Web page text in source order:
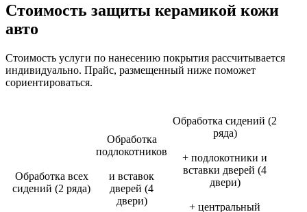
Стоимость защиты керамикой кожи
авто
Стоимость услуги по нанесению покрытия рассчитывается
индивидуально. Прайс, размещенный ниже поможет
сориентироваться.
Обработка всех
сидений (2 ряда)
Обработка
подлокотников
и вставок
дверей (4
двери)
Обработка сидений (2
ряда)
+ подлокотники и
вставки дверей (4
двери)
+ центральный